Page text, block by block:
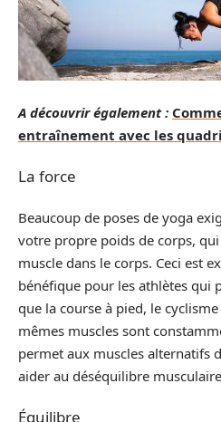
A découvrir également :
entraînement avec les
La force
Beaucoup de poses de yoga
votre propre poids de corps,
muscle dans le corps. Ceci est
bénéfique pour les athlètes qui
que la course à pied, le
mêmes muscles sont
permet aux muscles alternatifs
aider au déséquilibre
Équilibre